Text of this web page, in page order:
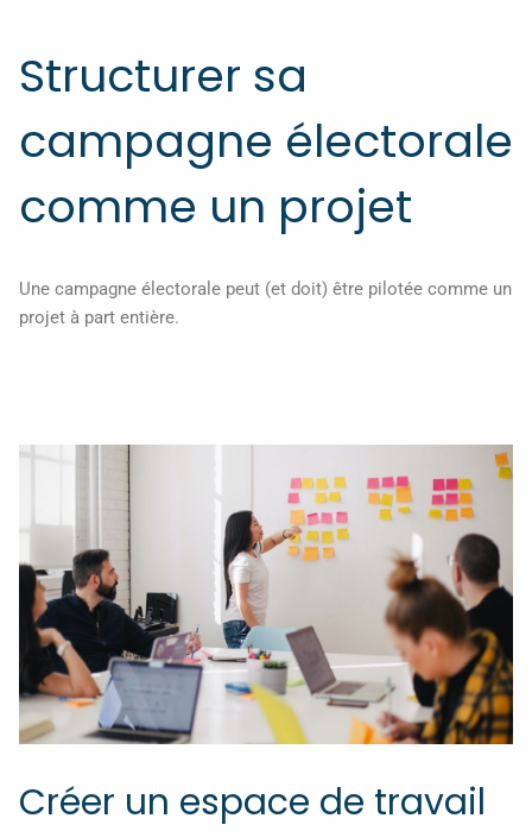
Structurer sa
campagne électorale
comme un projet
Une campagne électorale peut (et doit) être pilotée comme un
projet à part entière.
Créer un espace de travail